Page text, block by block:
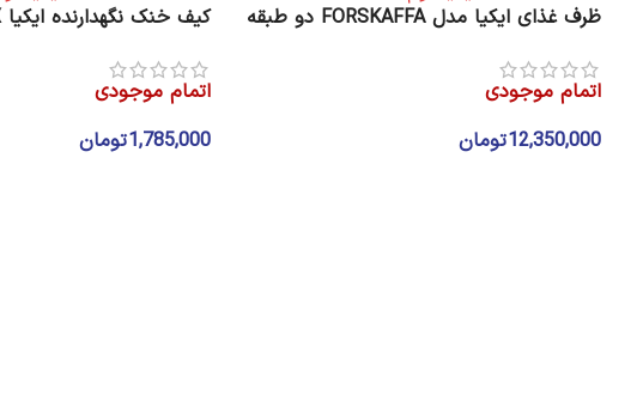
ظرف غذای ایکیا مدل FORSKAFFA دو طبقه
اتمام موجودی
12,350,000تومان
کیف خنک نگهدارنده ایکیا SOMMARFLOX
اتمام موجودی
1,785,000تومان